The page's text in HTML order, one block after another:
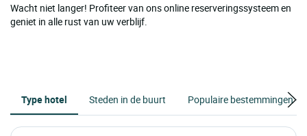
Wacht niet langer! Profiteer van ons online reserveringssysteem en
geniet in alle rust van uw verblijf.
Type hotel Steden in de buurt Populaire bestemmingen